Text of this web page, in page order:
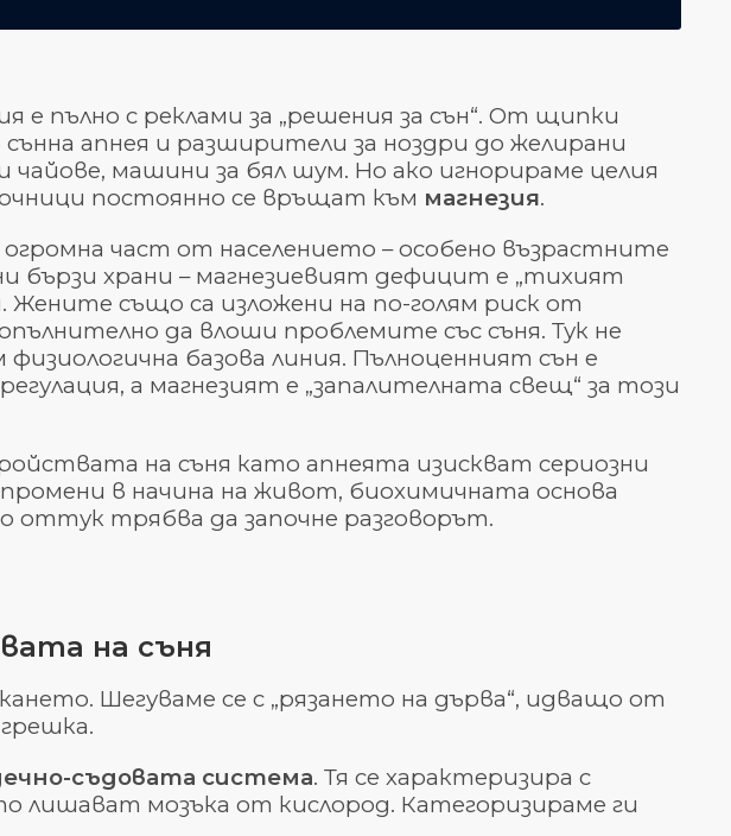
е пълно с реклами за „решения за сън“. От щипки
апнея и разширители за ноздри до желирани
машини за бял шум. Но ако игнорираме целия
постоянно се връщат към магнезия.
огромна част от населението – особено възрастните
бързи храни – магнезиевият дефицит е „тихият
също са изложени на по-голям риск от
да влоши проблемите със съня. Тук не
базова линия. Пълноценният сън е
а магнезият е „запалителната свещ“ за този
на съня като апнеята изискват сериозни
в начина на живот, биохимичната основа
оттук трябва да започне разговорът.
на съня
Шегуваме се с „рязането на дърва“, идващо от
съдовата система. Тя се характеризира с
лишават мозъка от кислород. Категоризираме ги